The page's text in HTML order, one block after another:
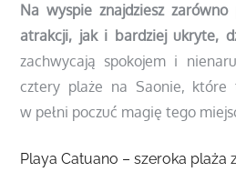
Na wyspie znajdziesz zarówno
atrakcji, jak i bardziej ukryte,
zachwycają spokojem i
cztery plaże na Saonie, które
w pełni poczuć magię tego
Playa Catuano – szeroka plaża